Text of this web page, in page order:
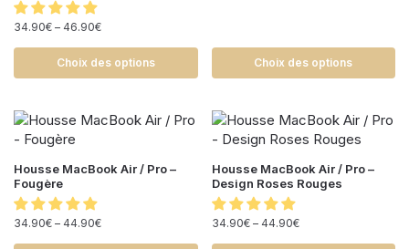
34.90€ – 46.90€
Choix des options Choix des options
Housse MacBook Air / Pro –
Fougère
34.90€ – 44.90€
Housse MacBook Air / Pro –
Design Roses Rouges
34.90€– 44.90€